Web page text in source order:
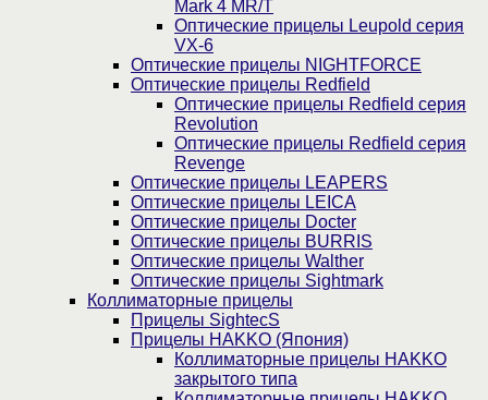
Mark 4 MR/T
Оптические прицелы Leupold серия
VX-6
Оптические прицелы NIGHTFORCE
Оптические прицелы Redfield
Оптические прицелы Redfield серия
Revolution
Оптические прицелы Redfield серия
Revenge
Оптические прицелы LEAPERS
Оптические прицелы LEICA
Оптические прицелы Docter
Оптические прицелы BURRIS
Оптические прицелы Walther
Оптические прицелы Sightmark
Коллиматорные прицелы
Прицелы SightecS
Прицелы HAKKO (Япония)
Коллиматорные прицелы HAKKO
закрытого типа